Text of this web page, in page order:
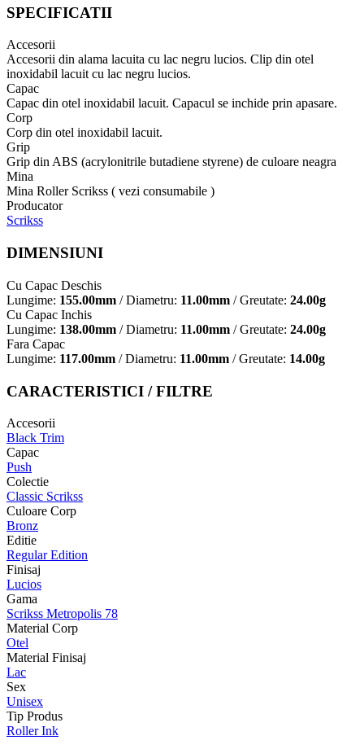
SPECIFICATII
Accesorii
Accesorii din alama lacuita cu lac negru lucios. Clip din otel
inoxidabil lacuit cu lac negru lucios.
Capac
Capac din otel inoxidabil lacuit. Capacul se inchide prin apasare.
Corp
Corp din otel inoxidabil lacuit.
Grip
Grip din ABS (acrylonitrile butadiene styrene) de culoare neagra
Mina
Mina Roller Scrikss ( vezi consumabile )
Producator
Scrikss
DIMENSIUNI
Cu Capac Deschis
Lungime: 155.00mm / Diametru: 11.00mm / Greutate: 24.00g
Cu Capac Inchis
Lungime: 138.00mm / Diametru: 11.00mm / Greutate: 24.00g
Fara Capac
Lungime: 117.00mm / Diametru: 11.00mm / Greutate: 14.00g
CARACTERISTICI / FILTRE
Accesorii
Black Trim
Capac
Push
Colectie
Classic Scrikss
Culoare Corp
Bronz
Editie
Regular Edition
Finisaj
Lucios
Gama
Scrikss Metropolis 78
Material Corp
Otel
Material Finisaj
Lac
Sex
Unisex
Tip Produs
Roller Ink